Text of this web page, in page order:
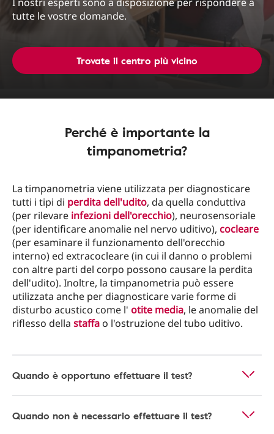
tutte le vostre domande.
Trovate il centro più vicino
Perché è importante la
timpanometria?
La timpanometria viene utilizzata per diagnosticare
tutti i tipi di perdita dell'udito, da quella conduttiva
(per rilevare infezioni dell'orecchio), neurosensoriale
(per identificare anomalie nel nervo uditivo), cocleare
(per esaminare il funzionamento dell'orecchio
interno) ed extracocleare (in cui il danno o problemi
con altre parti del corpo possono causare la perdita
dell'udito). Inoltre, la timpanometria può essere
utilizzata anche per diagnosticare varie forme di
disturbo acustico come l' otite media, le anomalie del
riflesso della staffao l'ostruzione del tubo uditivo.
Quando è opportuno effettuare il test?
Quando non è necessario effettuare il test?